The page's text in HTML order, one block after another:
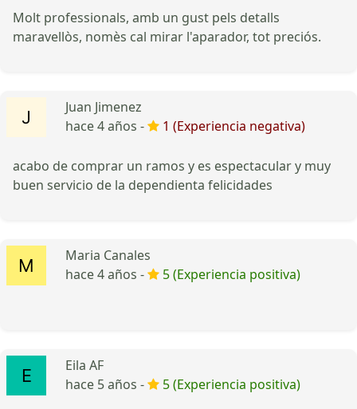
Molt professionals, amb un gust pels detalls
maravellòs, nomès cal mirar l'aparador, tot preciós.
Juan Jimenez
hace 4 años -
1 (Experiencia negativa)
acabo de comprar un ramos y es espectacular y muy
buen servicio de la dependienta felicidades
Maria Canales
hace 4 años -
5 (Experiencia positiva)
Eila AF
hace 5 años -
5 (Experiencia positiva)